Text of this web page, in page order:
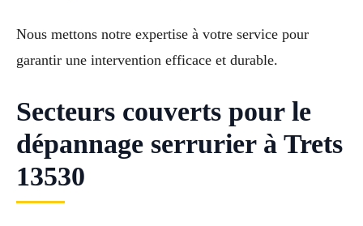
Nous mettons notre expertise à votre service pour
garantir une intervention efficace et durable.
Secteurs couverts pour le
dépannage serrurier à Trets
13530